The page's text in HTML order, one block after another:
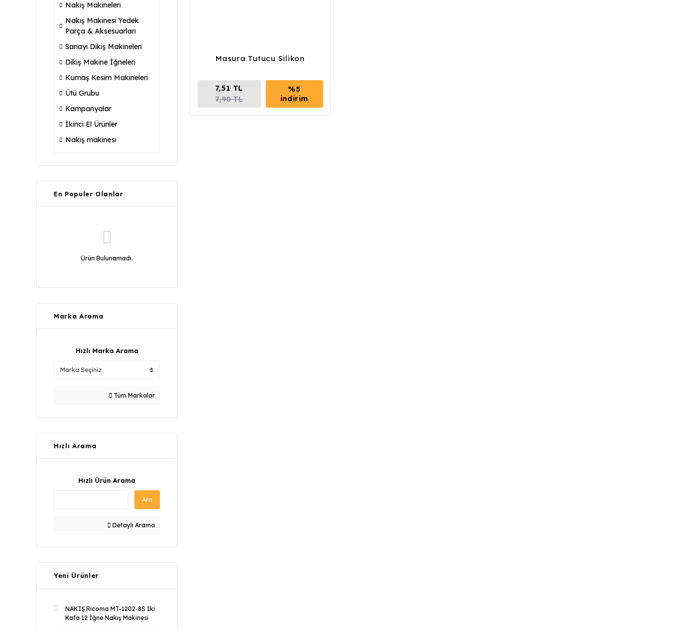
Nakış Makineleri
Nakış Makinesi Yedek
Parça & Aksesuarları
Sanayi Dikiş Makineleri
Dikiş Makine İğneleri
Kumaş Kesim Makineleri
Ütü Grubu
Kampanyalar
İkinci El Ürünler
Nakış makinesi
En Populer Olanlar
Ürün Bulunamadı.
Marka Arama
Hızlı Marka Arama
Tüm Markalar
Hızlı Arama
Hızlı Ürün Arama
Ara
Detaylı Arama
Yeni Ürünler
NAKIŞ Ricoma MT-1202-8S İki
Kafa 12 İğne Nakış Makinesi
Masura Tutucu Silikon
7,51 TL
7,90 TL
%5
indirim